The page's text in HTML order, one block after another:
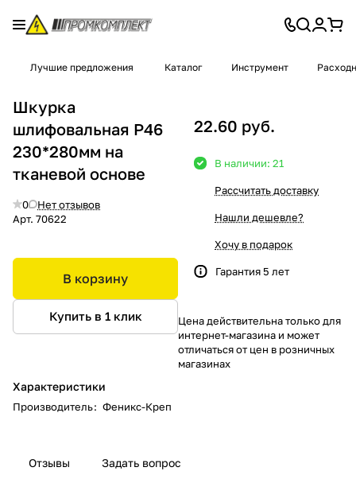
Лучшие предложения Каталог Инструмент
Шкурка
шлифовальная Р46
230*280мм на
тканевой основе
0
Нет отзывов
Арт. 70622
В корзину
Купить в 1 клик
Характеристики
Производитель: Феникс-Креп
22.60 руб.
В наличии: 21
Рассчитать доставку
Нашли дешевле?
Хочу в подарок
Гарантия 5 лет
Цена действительна только для
интернет-магазина и может
отличаться от цен в розничных
магазинах
Отзывы Задать вопрос